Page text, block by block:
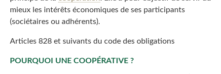
mieux les intérêts économiques de ses participants
(sociétaires ou adhérents).
Articles 828 et suivants du code des obligations
POURQUOI UNE COOPÉRATIVE ?